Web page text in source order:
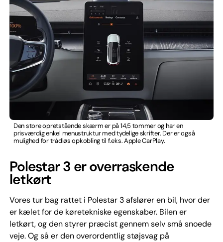
Den store opretstående skærm er på 14,5 tommer og har en
prisværdig enkel menustruktur med tydelige skrifter. Der er også
mulighed for trådløs opkobling til f.eks. Apple CarPlay.
Polestar 3 er overraskende
letkørt
Vores tur bag rattet i Polestar 3 afslører en bil, hvor der
er kælet for de køretekniske egenskaber. Bilen er
letkørt, og den styrer præcist gennem selv små snoede
veje. Og så er den overordentlig støjsvag på